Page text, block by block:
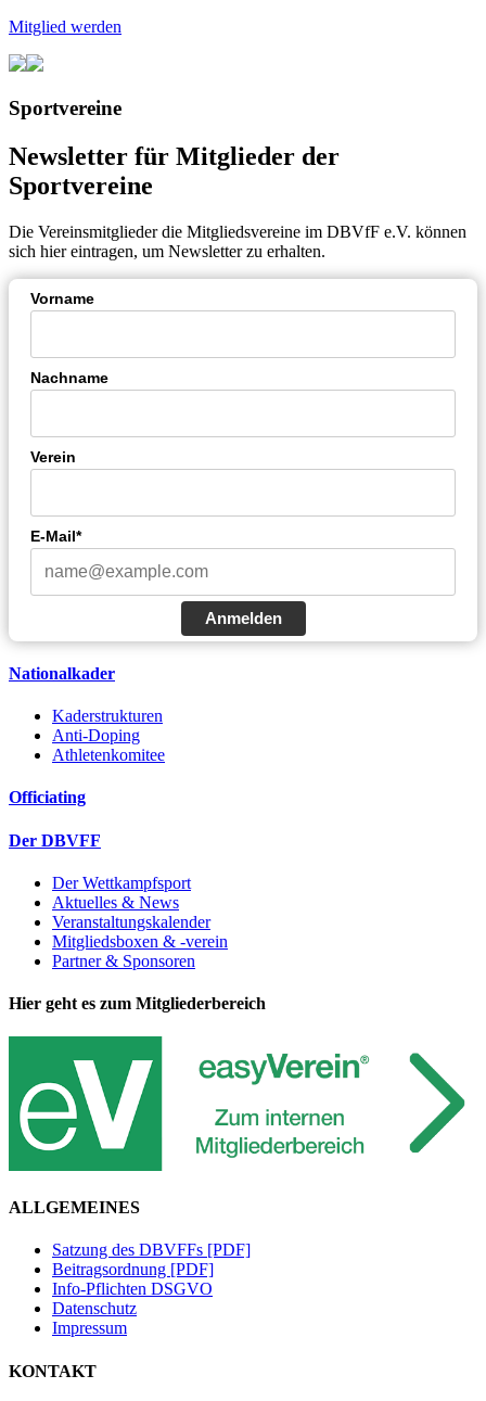
Mitglied werden
Sportvereine
Newsletter für Mitglieder der
Sportvereine
Die Vereinsmitglieder die Mitgliedsvereine im DBVfF e.V. können
sich hier eintragen, um Newsletter zu erhalten.
Vorname
Nachname
Verein
E-Mail*
Anmelden
Nationalkader
Kaderstrukturen
Anti-Doping
Athletenkomitee
Officiating
Der DBVFF
Der Wettkampfsport
Aktuelles & News
Veranstaltungskalender
Mitgliedsboxen & -verein
Partner & Sponsoren
Hier geht es zum Mitgliederbereich
ALLGEMEINES
Satzung des DBVFFs [PDF]
Beitragsordnung [PDF]
Info-Pflichten DSGVO
Datenschutz
Impressum
KONTAKT